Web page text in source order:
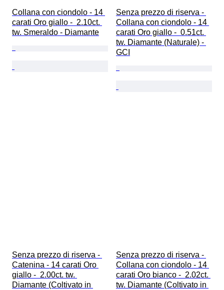
Collana con ciondolo - 14
carati Oro giallo -  2.10ct.
tw. Smeraldo - Diamante
Senza prezzo di riserva -
Collana con ciondolo - 14
carati Oro giallo -  0.51ct.
tw. Diamante (Naturale) -
GCI
Senza prezzo di riserva -
Catenina - 14 carati Oro
giallo -  2.00ct. tw.
Diamante (Coltivato in
Senza prezzo di riserva -
Collana con ciondolo - 14
carati Oro bianco -  2.02ct.
tw. Diamante (Coltivato in